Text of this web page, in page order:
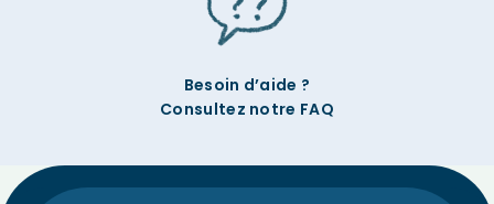
Besoin d’aide ?
Consultez notre FAQ